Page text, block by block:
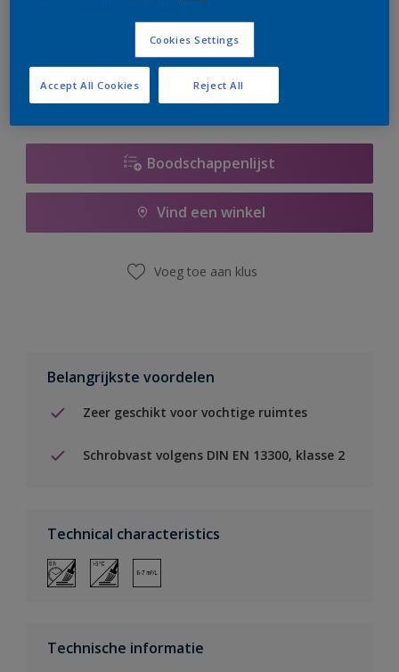
er hard aan om de voorraad aan te vullen.
Boodschappenlijst
Vind een winkel
Voeg toe aan klus
Belangrijkste voordelen
Zeer geschikt voor vochtige ruimtes
Schrobvast volgens DIN EN 13300, klasse 2
Technical characteristics
Technische informatie
Cookies Settings
Reject All
Accept All Cookies